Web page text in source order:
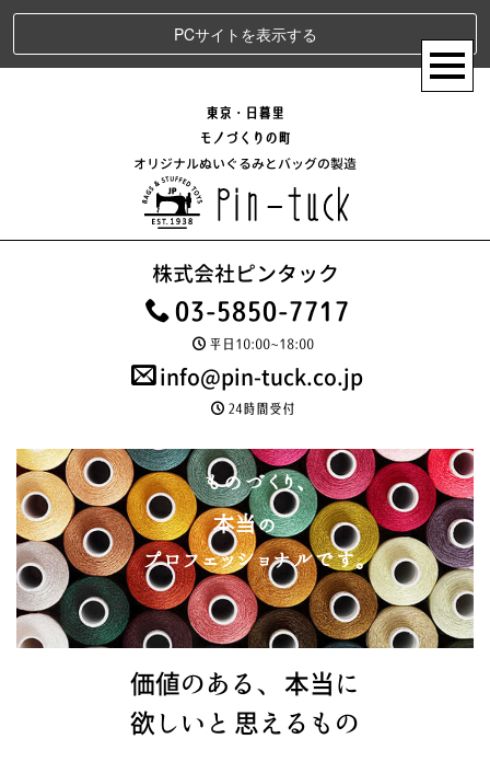
PCサイトを表示する
東京・日暮里
モノづくりの町
オリジナルぬいぐるみとバッグの製造
株式会社ピンタック
03-5850-7717
平日10:00~18:00
info@pin-tuck.co.jp
24時間受付
ものづくり、
本当の
プロフェッショナルです。
価値のある、
本当に
欲しいと 思えるもの